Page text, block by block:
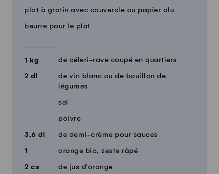
QuantitéIngrédients
plat à gratin avec couvercle ou papier alu
beurre pour le plat
1 kg de céleri-rave coupé en quartiers
2 dl
de vin blanc ou de bouillon de
légumes
sel
poivre
3,6 dl de demi-crème pour sauces
1 orange bio, zeste râpé
2 cs de jus d'orange